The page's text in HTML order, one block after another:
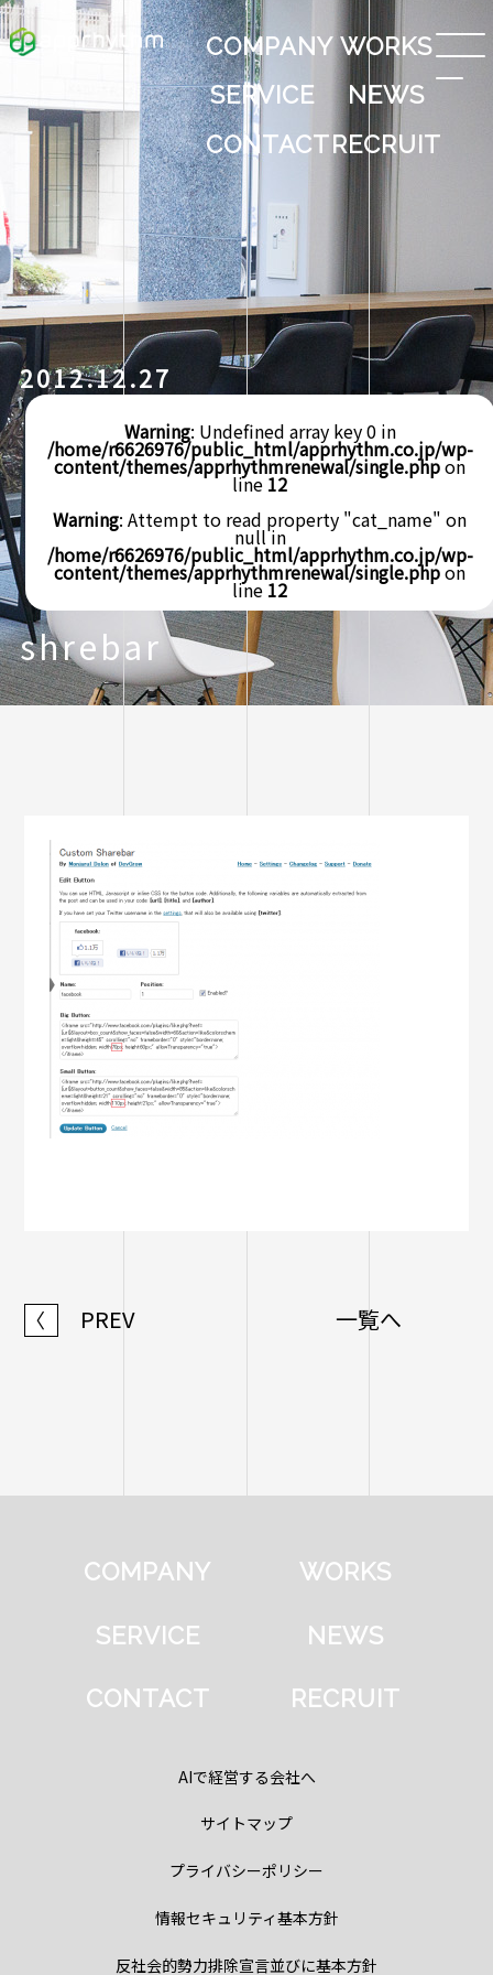
COMPANY WORKS
SERVICE
NEWS
CONTACTRECRUIT
2012.12.27
Warning: Undefined array key 0 in
/home/r6626976/public_html/apprhythm.co.jp/wp-
content/themes/apprhythmrenewal/single.phpon
line 12
Warning: Attempt to read property "cat_name" on
null in
/home/r6626976/public_html/apprhythm.co.jp/wp-
content/themes/apprhythmrenewal/single.phpon
line 12
shrebar
〈 PREV 一覧へ
COMPANY WORKS
SERVICE NEWS
CONTACT RECRUIT
AIで経営する会社へ
サイトマップ
プライバシーポリシー
情報セキュリティ基本方針
反社会的勢力排除宣言並びに基本方針